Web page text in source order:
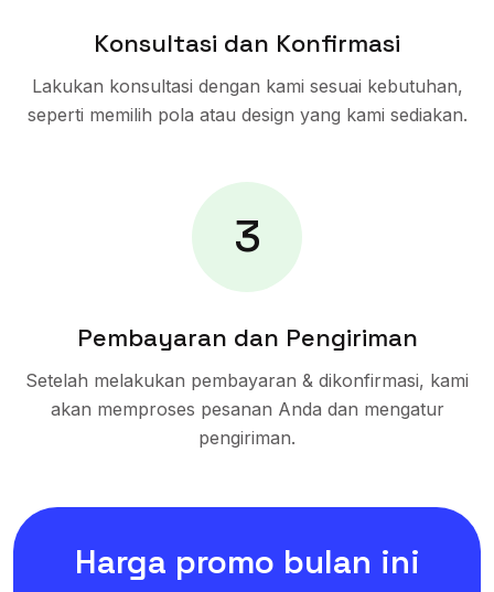
Konsultasi dan Konfirmasi
Lakukan konsultasi dengan kami sesuai kebutuhan,
seperti memilih pola atau design yang kami sediakan.
3
Pembayaran dan Pengiriman
Setelah melakukan pembayaran & dikonfirmasi, kami
akan memproses pesanan Anda dan mengatur
pengiriman.
Harga promo bulan ini